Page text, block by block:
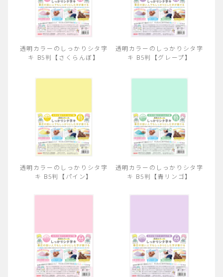
透明カラーのしっかりシタ字
キ B5判【さくらんぼ】
透明カラーのしっかりシタ字
キ B5判【グレープ】
透明カラーのしっかりシタ字
キ B5判【パイン】
透明カラーのしっかりシタ字
キ B5判【青リンゴ】